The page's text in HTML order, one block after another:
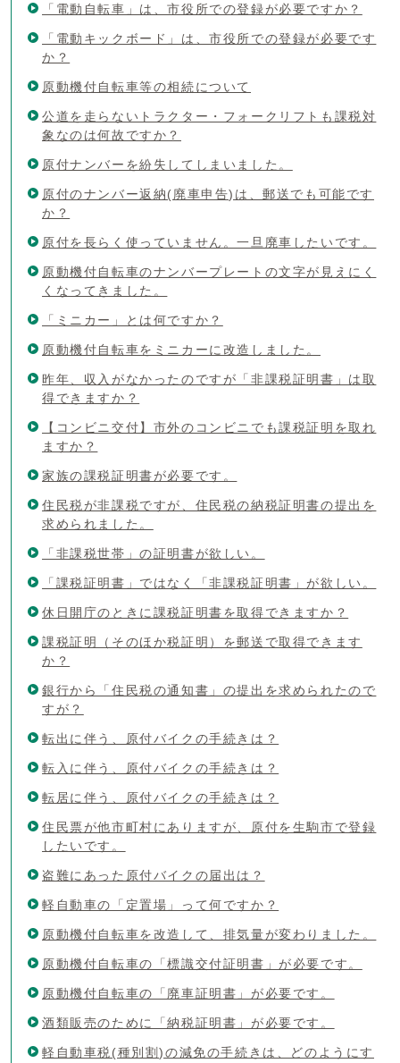
「電動自転車」は、市役所での登録が必要ですか？
「電動キックボード」は、市役所での登録が必要です
か？
原動機付自転車等の相続について
公道を走らないトラクター・フォークリフトも課税対
象なのは何故ですか？
原付ナンバーを紛失してしまいました。
原付のナンバー返納(廃車申告)は、郵送でも可能です
か？
原付を長らく使っていません。一旦廃車したいです。
原動機付自転車のナンバープレートの文字が見えにく
くなってきました。
「ミニカー」とは何ですか？
原動機付自転車をミニカーに改造しました。
昨年、収入がなかったのですが「非課税証明書」は取
得できますか？
【コンビニ交付】市外のコンビニでも課税証明を取れ
ますか？
家族の課税証明書が必要です。
住民税が非課税ですが、住民税の納税証明書の提出を
求められました。
「非課税世帯」の証明書が欲しい。
「課税証明書」ではなく「非課税証明書」が欲しい。
休日開庁のときに課税証明書を取得できますか？
課税証明（そのほか税証明）を郵送で取得できます
か？
銀行から「住民税の通知書」の提出を求められたので
すが？
転出に伴う、原付バイクの手続きは？
転入に伴う、原付バイクの手続きは？
転居に伴う、原付バイクの手続きは？
住民票が他市町村にありますが、原付を生駒市で登録
したいです。
盗難にあった原付バイクの届出は？
軽自動車の「定置場」って何ですか？
原動機付自転車を改造して、排気量が変わりました。
原動機付自転車の「標識交付証明書」が必要です。
原動機付自転車の「廃車証明書」が必要です。
酒類販売のために「納税証明書」が必要です。
軽自動車税(種別割)の減免の手続きは、どのようにす